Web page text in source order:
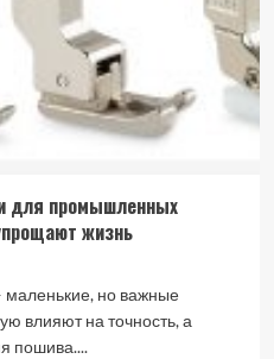
для промышленных
жизнь
но важные
влияют на точность, а
пошива....